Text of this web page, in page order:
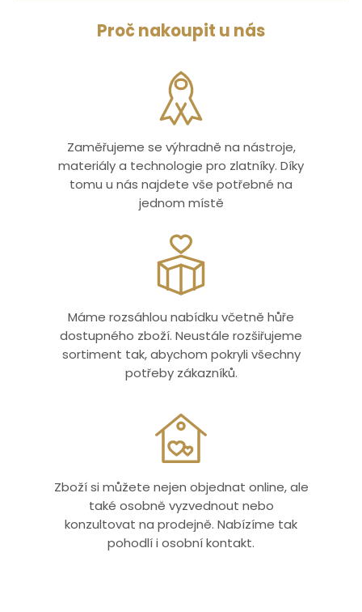
Proč nakoupit u nás
Zaměřujeme se výhradně na nástroje,
materiály a technologie pro zlatníky. Díky
tomu u nás najdete vše potřebné na
jednom místě
Máme rozsáhlou nabídku včetně hůře
dostupného zboží. Neustále rozšiřujeme
sortiment tak, abychom pokryli všechny
potřeby zákazníků.
Zboží si můžete nejen objednat online, ale
také osobně vyzvednout nebo
konzultovat na prodejně. Nabízíme tak
pohodlí i osobní kontakt.